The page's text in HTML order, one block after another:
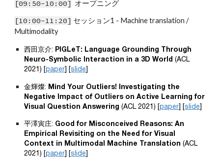
[09 : 50-10:00]
  オープニング
[10:00-11:20] セッション1 - Machine translation /
Multimodality
西田京介: PIGLeT: Language Grounding Through
Neuro-Symbolic Interaction in a 3D World (ACL
2021) [paper] [slide]
金輝燦: Mind Your Outliers! Investigating the
Negative Impact of Outliers on Active Learning for
Visual Question Answering (ACL 2021) [paper] [slide]
平澤寅庄: Good for Misconceived Reasons: An
Empirical Revisiting on the Need for Visual
Context in Multimodal Machine Translation (ACL
2021) [paper] [slide]